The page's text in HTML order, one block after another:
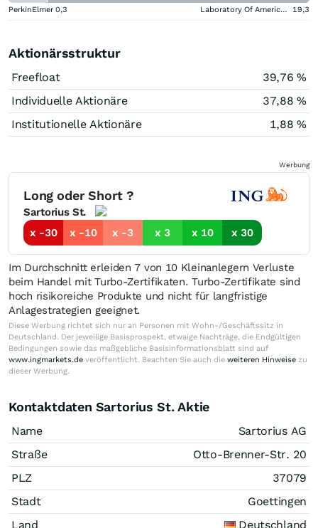
PerkinElmer 0,3 Laboratory Of America Holdings 19,3
Aktionärsstruktur
Freefloat
39,76 %
Individuelle Aktionäre
37,88 %
Institutionelle Aktionäre
1,88 %
Werbung
Long oder Short ?
Sartorius St.
x -30
x -10 x -3 x 3 x 10 x 30
Im Durchschnitt erleiden 7 von 10 Kleinanlegern Verluste
beim Handel mit Turbo-Zertifikaten. Turbo-Zertifikate sind
hoch risikoreiche Produkte und nicht für langfristige
Anlagestrategien geeignet.
Diese Werbung richtet sich nur an Personen mit Wohn-/Geschäftssitz in
Deutschland. Der jeweilige Basisprospekt, etwaige Nachträge, die Endgültigen
Bedingungen sowie das maßgebliche Basisinformationsblatt sind auf
www.ingmarkets.de veröffentlicht. Beachten Sie auch die weiteren Hinweise zu
dieser Werbung.
Kontaktdaten Sartorius St. Aktie
Name
Sartorius AG
Straße
Otto-Brenner-Str. 20
PLZ
37079
Stadt
Goettingen
Land
Deutschland